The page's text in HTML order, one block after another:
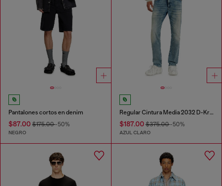
Pantalones cortos en denim
$87.00 $175.00-50%
NEGRO
Regular Cintura Media 2032 D-Krooley Joggjeans®
$187.00$375.00-50%
AZUL CLARO